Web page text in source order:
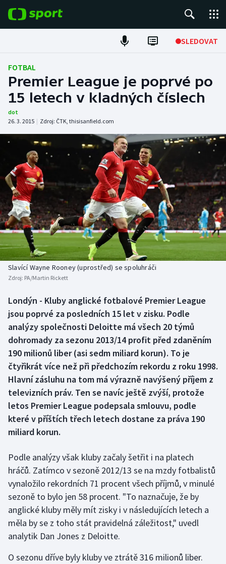
SLEDOVAT
Fotbal
Hokej
Atletika
Cyklistika
DALŠÍ SPORTY
Americký fotbal
Baseball a softbal
Basketbal
Biatlon
Boby a skeleton
Box
Curling
Dostihy
Florbal
Futsal
Golf
Gymnastika
Házená
Jezdectví
NEPŘEHLÉDNĚTE
Soutěže
Historické návraty
Aplikace ČT sport
AZ kvíz
FOTBAL
Premier League je poprvé po
15 letech v kladných číslech
dot
26. 3. 2015 | Zdroj: ČTK, thisisanfield.com
Slavící Wayne Rooney (uprostřed) se spoluhráči
Zdroj: PA/Martin Rickett
Londýn - Kluby anglické fotbalové Premier League
jsou poprvé za posledních 15 let v zisku. Podle
analýzy společnosti Deloitte má všech 20 týmů
dohromady za sezonu 2013/14 profit před zdaněním
190 milionů liber (asi sedm miliard korun). To je
čtyřikrát více než při předchozím rekordu z roku 1998.
Hlavní zásluhu na tom má výrazně navýšený příjem z
televizních práv. Ten se navíc ještě zvýší, protože
letos Premier League podepsala smlouvu, podle
které v příštích třech letech dostane za práva 190
miliard korun.
Podle analýzy však kluby začaly šetřit i na platech
hráčů. Zatímco v sezoně 2012/13 se na mzdy fotbalistů
vynaložilo rekordních 71 procent všech příjmů, v minulé
sezoně to bylo jen 58 procent. "To naznačuje, že by
anglické kluby měly mít zisky i v následujících letech a
měla by se z toho stát pravidelná záležitost," uvedl
analytik Dan Jones z Deloitte.
O sezonu dříve byly kluby ve ztrátě 316 milionů liber.